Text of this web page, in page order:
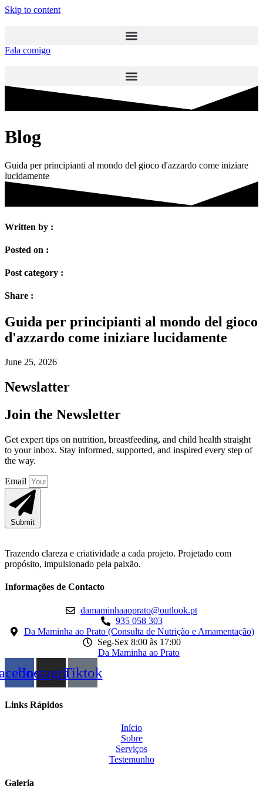
Skip to content
Fala comigo
Blog
Guida per principianti al mondo del gioco d'azzardo come iniziare
lucidamente
Written by :
Posted on :
Post category :
Share :
Guida per principianti al mondo del gioco
d'azzardo come iniziare lucidamente
June 25, 2026
Newslatter
Join the Newsletter
Get expert tips on nutrition, breastfeeding, and child health straight
to your inbox. Stay informed, supported, and inspired every step of
the way.
Email
Submit
Trazendo clareza e criatividade a cada projeto. Projetado com
propósito, impulsionado pela paixão.
Informações de Contacto
damaminhaaoprato@outlook.pt
935 058 303
Da Maminha ao Prato (Consulta de Nutrição e Amamentação)
Seg-Sex 8:00 às 17:00
Da Maminha ao Prato
InstagramTiktok
Links Rápidos
Início
Sobre
Serviços
Testemunho
Galeria